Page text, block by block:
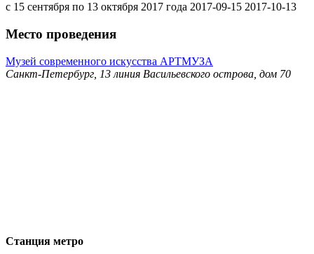
с 15 сентября по 13 октября 2017 года 2017-09-15 2017-10-13
Место проведения
Музей современного искусства АРТМУЗА
Санкт-Петербург, 13 линия Васильевского острова, дом 70
Станция метро